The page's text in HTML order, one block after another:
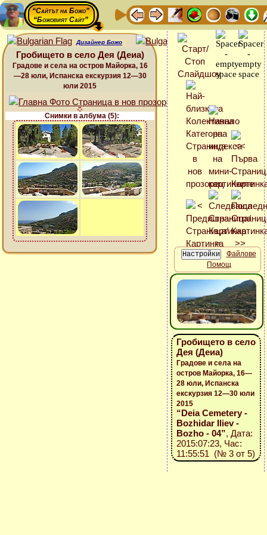
“Сайтът на Божо”
“Божовият Сайт”
Дизайнер Божо
Гробището в село Дея (Деиа)
Градове и села на остров Майорка, 16
—28 юли, Испанска екскурзия 12—30
юли 2015
Снимки в албума (5):
Файлове
Помощ
Гробището в село
Дея (Деиа)
Градове и села на
остров Майорка, 16—
28 юли, Испанска
екскурзия 12—30 юли
2015
“Deia Cemetery -
Bozhidar Iliev -
Bozho - 04”, Дата:
2015:07:23, Час:
11:55:51 (№ 3 от 5)